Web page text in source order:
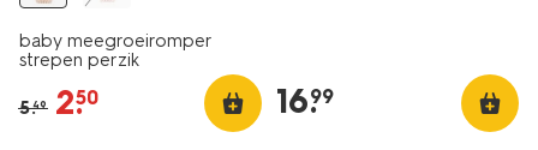
baby meegroeiromper
strepen perzik
5.49 2.
50 16.
99